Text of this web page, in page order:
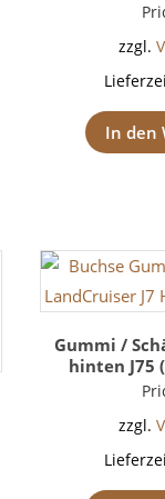
zzgl.
In den
Gummi /
hinten J75
zzgl.